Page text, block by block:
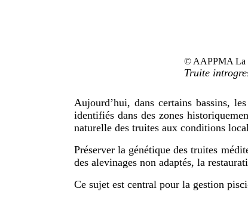
© AAPPMA La
Truite
Aujourd’hui, dans certains bassins,
identifiés dans des zones
naturelle des truites aux conditions
Préserver la génétique des truites
des alevinages non adaptés, la
Ce sujet est central pour la gestion